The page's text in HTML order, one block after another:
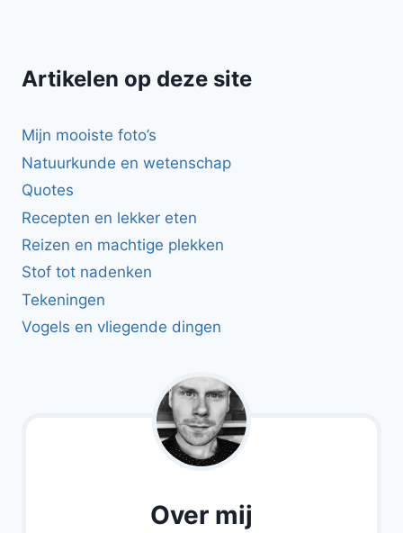
Artikelen op deze site
Mijn mooiste foto’s
Natuurkunde en wetenschap
Quotes
Recepten en lekker eten
Reizen en machtige plekken
Stof tot nadenken
Tekeningen
Vogels en vliegende dingen
Over mij